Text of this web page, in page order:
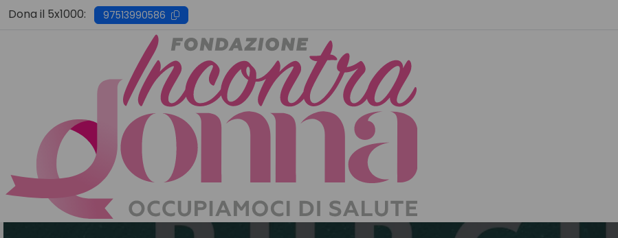
Skip
Dona il 5x1000: 97513990586